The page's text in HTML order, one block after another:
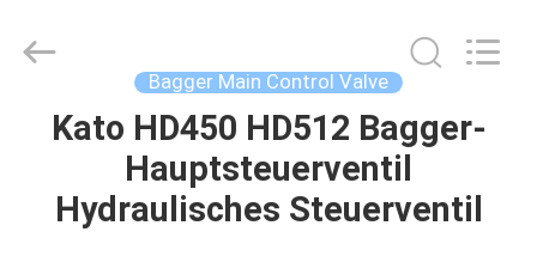
STARTSEITE
PRODUKTE
Machinery
Bagger Main Control Valve
Kato HD450 HD512 Bagger-
Hauptsteuerventil
Hydraulisches Steuerventil